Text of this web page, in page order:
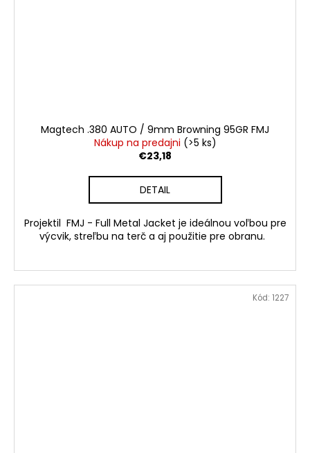
Magtech .380 AUTO / 9mm Browning 95GR FMJ
Nákup na predajni (>5 ks)
€23,18
DETAIL
Projektil FMJ - Full Metal Jacket je ideálnou voľbou pre
výcvik, streľbu na terč a aj použitie pre obranu.
Kód: 1227